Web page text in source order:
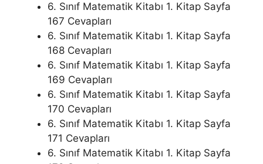
6. Sınıf Matematik Kitabı 1. Kitap Sayfa
167 Cevapları
6. Sınıf Matematik Kitabı 1. Kitap Sayfa
168 Cevapları
6. Sınıf Matematik Kitabı 1. Kitap Sayfa
169 Cevapları
6. Sınıf Matematik Kitabı 1. Kitap Sayfa
170 Cevapları
6. Sınıf Matematik Kitabı 1. Kitap Sayfa
171 Cevapları
6. Sınıf Matematik Kitabı 1. Kitap Sayfa